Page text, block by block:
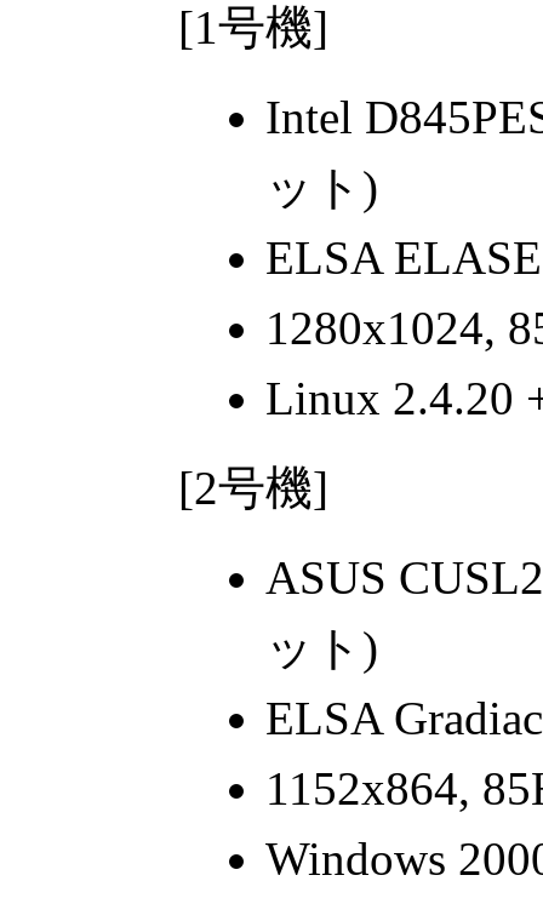
[1号機]
Intel
ット)
ELSA
1280x1024,
Linux 2.4.20
[2号機]
ASUS
ット)
ELSA
1152x864,
Windows